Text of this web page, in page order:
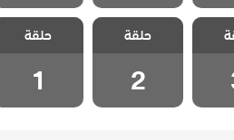
هذا
يسعني
3
مسلسل هذا
العالم لا يسعني
مدبلج الحلقة 2
حلقة
2
مسلسل هذا
العالم لا يسعني
مدبلج الحلقة 1
حلقة
1